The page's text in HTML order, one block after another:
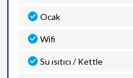
Ocak
Wifi
Su ısıtıcı / Kettle